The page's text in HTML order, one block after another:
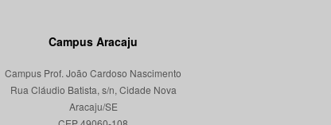
Campus Aracaju
Campus Prof. João Cardoso Nascimento
Rua Cláudio Batista, s/n, Cidade Nova
Aracaju/SE